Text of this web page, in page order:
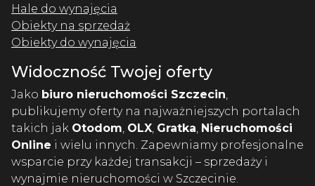
Hale do wynajęcia
Obiekty na sprzedaż
Obiekty do wynajęcia
Widoczność Twojej oferty
Jako biuro nieruchomości Szczecin
publikujemy oferty na najważniejszych portalach
takich jak Otodom OLX Gratka Nieruchomości
Online i wielu innych. Zapewniamy profesjonalne
wsparcie przy każdej transakcji – sprzedaży i
wynajmie nieruchomości w Szczecinie.